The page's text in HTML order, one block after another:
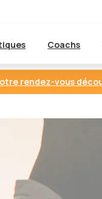
Coachs
rendez-vous